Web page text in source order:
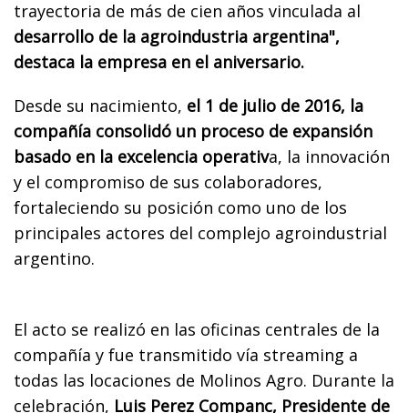
trayectoria de más de cien años vinculada al
desarrollo de la agroindustria argentina",
destaca la empresa en el aniversario.
Desde su nacimiento, el 1 de julio de 2016, la
compañía consolidó un proceso de expansión
basado en la excelencia operativa, la innovación
y el compromiso de sus colaboradores,
fortaleciendo su posición como uno de los
principales actores del complejo agroindustrial
argentino.
El acto se realizó en las oficinas centrales de la
compañía y fue transmitido vía streaming a
todas las locaciones de Molinos Agro. Durante la
celebración, Luis Perez Companc, Presidente de